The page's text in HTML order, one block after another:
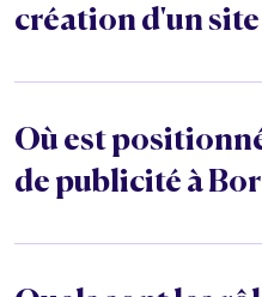
création d'un
Où est
de publicité à